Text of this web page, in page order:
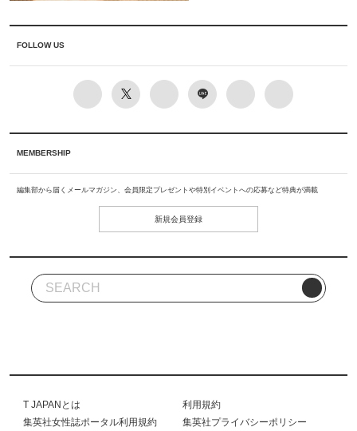
FOLLOW US
MEMBERSHIP
編集部から届くメールマガジン、会員限定プレゼントや特別イベントへの応募など特典が満載
新規会員登録
T JAPANとは
利用規約
集英社女性誌ポータル利用規約
集英社プライバシーポリシー